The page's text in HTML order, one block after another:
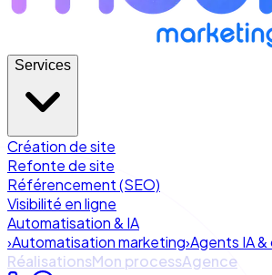
Services
Création de site
Refonte de site
Référencement (SEO)
Visibilité en ligne
Automatisation & IA
›Automatisation marketing›Agents IA
RéalisationsMon processAgence